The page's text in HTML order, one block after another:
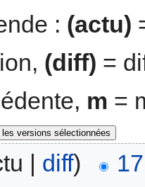
: (actu)
(diff) =
m =
| diff)